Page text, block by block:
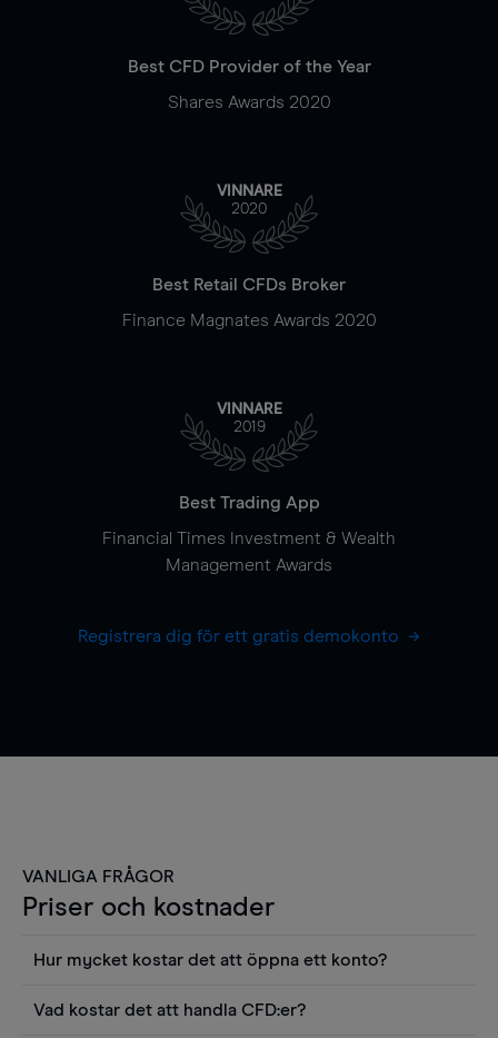
Best CFD Provider of the Year
Shares Awards 2020
VINNARE
2020
Best Retail CFDs Broker
Finance Magnates Awards 2020
VINNARE
2019
Best Trading App
Financial Times Investment & Wealth
Management Awards
Registrera dig för ett gratis demokonto
VANLIGA FRÅGOR
Priser och kostnader
Hur mycket kostar det att öppna ett konto?
Vad kostar det att handla CFD:er?